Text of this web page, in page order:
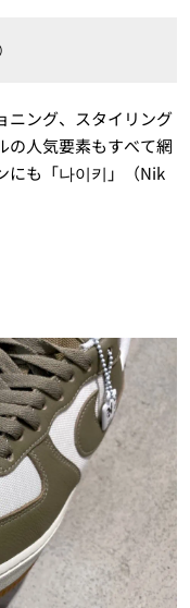
ニング、スタイリング
の人気要素もすべて網
にも「나이키」（Nik